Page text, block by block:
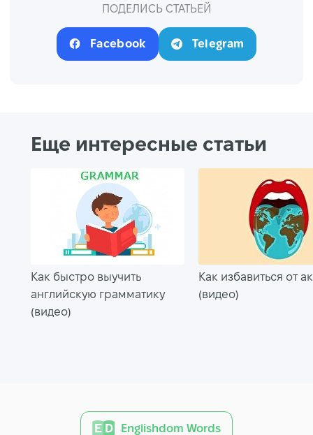
ПОДЕЛИСЬ СТАТЬЕЙ
Facebook Telegram
Еще интересные статьи
Как быстро выучить
английскую грамматику
(видео)
Как избавиться от
(видео)
Englishdom Words